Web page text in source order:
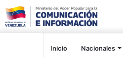
Inicio Nacionales